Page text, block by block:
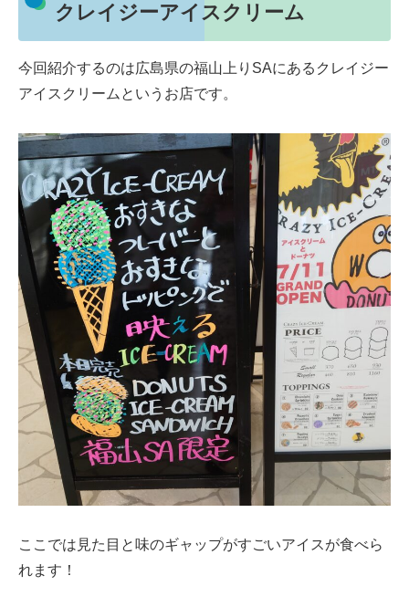
クレイジーアイスクリーム
今回紹介するのは広島県の福山上りSAにあるクレイジー
アイスクリームというお店です。
ここでは見た目と味のギャップがすごいアイスが食べら
れます！